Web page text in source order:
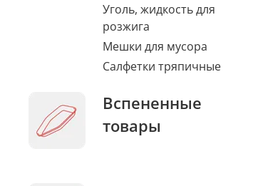
Уголь, жидкость для
розжига
Мешки для мусора
Салфетки тряпичные
Вспененные
товары